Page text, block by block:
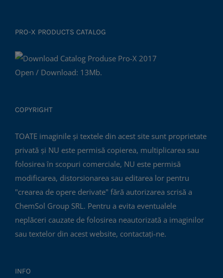
PRO-X PRODUCTS CATALOG
Open / Download: 13Mb.
COPYRIGHT
TOATE imaginile și textele din acest site sunt proprietate
privată și NU este permisă copierea, multiplicarea sau
folosirea în scopuri comerciale, NU este permisă
modificarea, distorsionarea sau editarea lor pentru
"crearea de opere derivate" fără autorizarea scrisă a
ChemSol Group SRL. Pentru a evita eventualele
neplăceri cauzate de folosirea neautorizată a imaginilor
sau textelor din acest website, contactați-ne.
INFO